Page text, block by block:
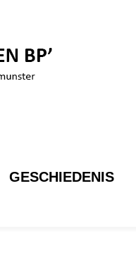
GESCHIEDENIS